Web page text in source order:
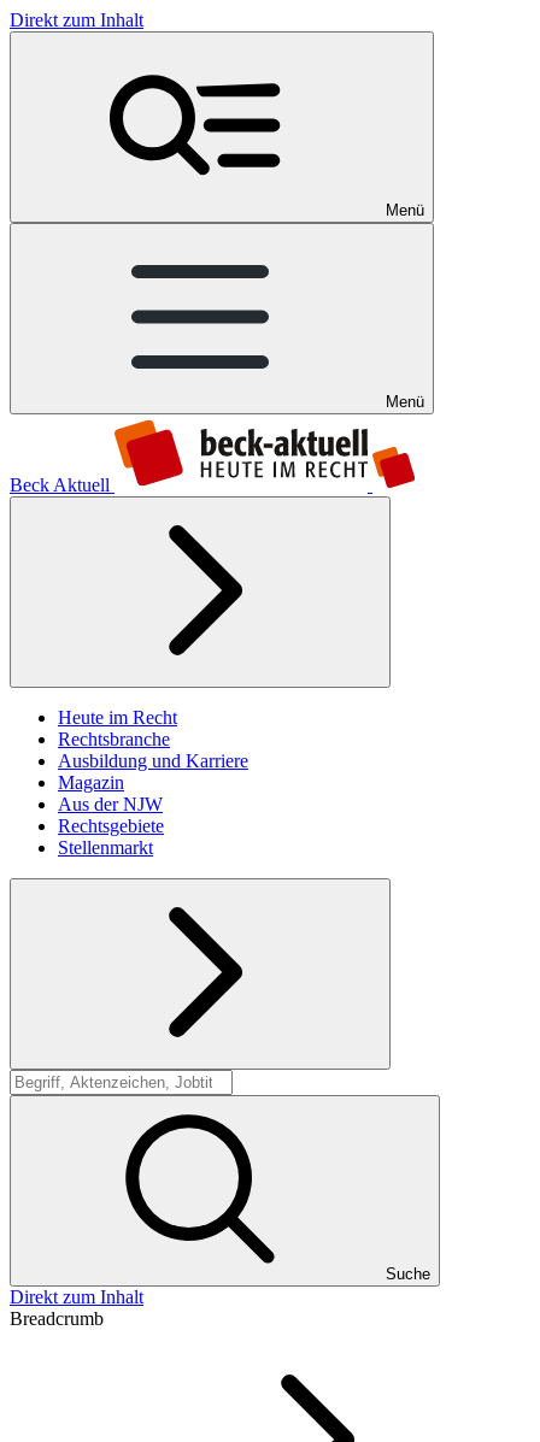
Direkt zum Inhalt
Menü
Menü
Beck Aktuell
Heute im Recht
Rechtsbranche
Ausbildung und Karriere
Magazin
Aus der NJW
Rechtsgebiete
Stellenmarkt
Suche
Suche
Direkt zum Inhalt
Breadcrumb